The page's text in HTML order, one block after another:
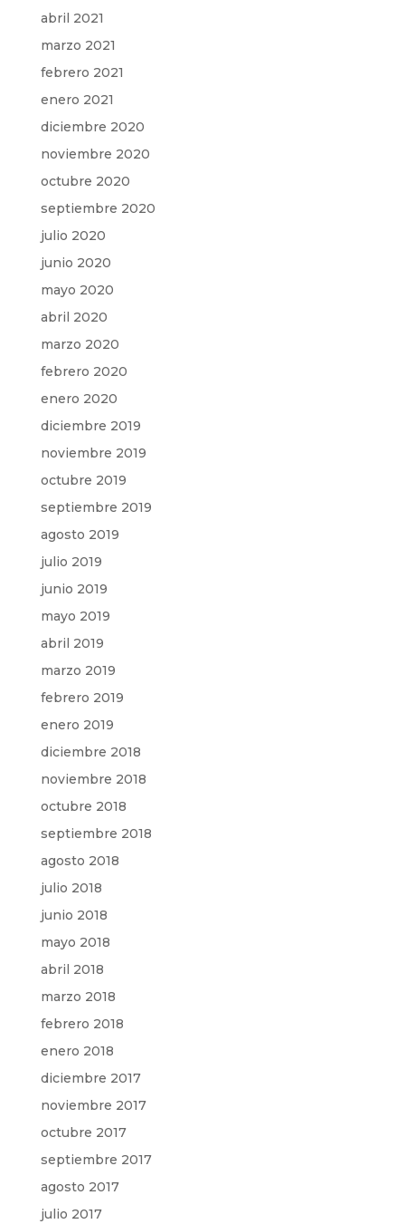
abril 2021
marzo 2021
febrero 2021
enero 2021
diciembre 2020
noviembre 2020
octubre 2020
septiembre 2020
julio 2020
junio 2020
mayo 2020
abril 2020
marzo 2020
febrero 2020
enero 2020
diciembre 2019
noviembre 2019
octubre 2019
septiembre 2019
agosto 2019
julio 2019
junio 2019
mayo 2019
abril 2019
marzo 2019
febrero 2019
enero 2019
diciembre 2018
noviembre 2018
octubre 2018
septiembre 2018
agosto 2018
julio 2018
junio 2018
mayo 2018
abril 2018
marzo 2018
febrero 2018
enero 2018
diciembre 2017
noviembre 2017
octubre 2017
septiembre 2017
agosto 2017
julio 2017